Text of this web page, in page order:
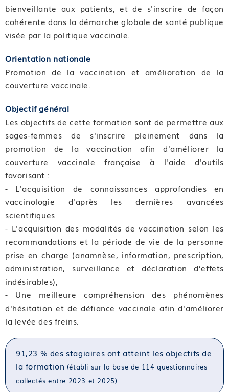
bienveillante aux patients, et de s'inscrire de façon
cohérente dans la démarche globale de santé publique
visée par la politique vaccinale.
Orientation nationale
Promotion de la vaccination et amélioration de la
couverture vaccinale.
Objectif général
Les objectifs de cette formation sont de permettre aux
sages-femmes de s'inscrire pleinement dans la
promotion de la vaccination afin d'améliorer la
couverture vaccinale française à l'aide d'outils
favorisant :
- L'acquisition de connaissances approfondies en
vaccinologie d'après les dernières avancées
scientifiques
- L'acquisition des modalités de vaccination selon les
recommandations et la période de vie de la personne
prise en charge (anamnèse, information, prescription,
administration, surveillance et déclaration d’effets
indésirables),
- Une meilleure compréhension des phénomènes
d'hésitation et de défiance vaccinale afin d'améliorer
la levée des freins.
91,23 % des stagiaires ont atteint les objectifs de
la formation (établi sur la base de 114 questionnaires
collectés entre 2023 et 2025)